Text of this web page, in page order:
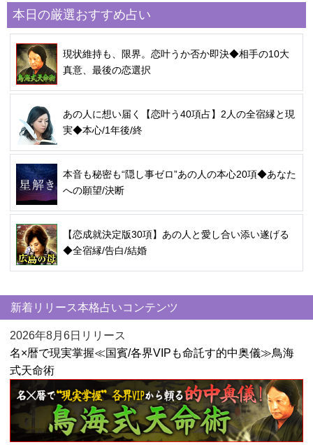
本日の厳選おすすめ占い
現状維持も、限界。恋叶うか否か即決◆相手の10大
真意、最後の恋選択
あの人に想い届く【恋叶う40項占】2人の全宿縁と現
実◆本心/1年後/終
本音も秘密も“隠し事ゼロ”あの人の本心20項◆あなた
への願望/決断
【恋成就決定版30項】あの人と愛し合い添い遂げる
◆全宿縁/告白/結婚
新着リリース本格占いコンテンツ
2026年8月6日リリース
名×暦で現実掌握≪国賓/各界VIPも命託す的中奥儀≫鳥海
式天命術